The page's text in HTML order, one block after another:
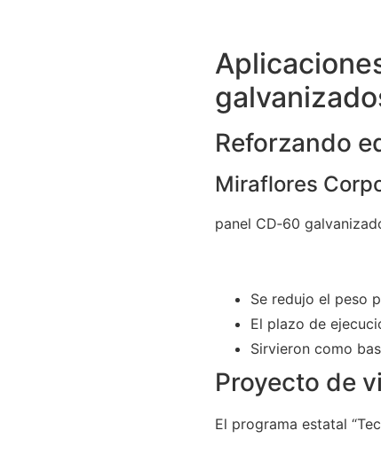
Reforzando
Miraflores
panel CD‑60
Se redujo el peso
El plazo de
Sirvieron como
Proyecto de
El programa estatal